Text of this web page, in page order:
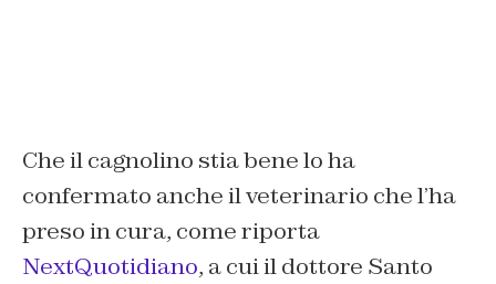
Che il cagnolino stia bene lo ha
confermato anche il veterinario che l’ha
preso in cura, come riporta
NextQuotidiano, a cui il dottore Santo